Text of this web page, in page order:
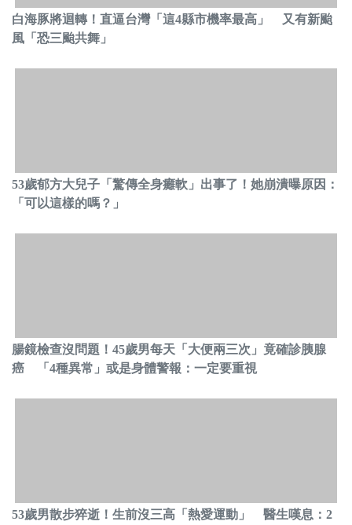
白海豚將迴轉！直逼台灣「這4縣市機率最高」 又有新颱
風「恐三颱共舞」
53歲郁方大兒子「驚傳全身癱軟」出事了！她崩潰曝原因：
「可以這樣的嗎？」
腸鏡檢查沒問題！45歲男每天「大便兩三次」竟確診胰腺
癌 「4種異常」或是身體警報：一定要重視
53歲男散步猝逝！生前沒三高「熱愛運動」 醫生嘆息：2